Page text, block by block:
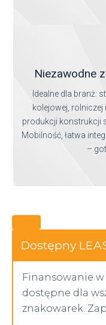
Niezawodne
Idealne dla branż:
kolejowej, rolniczej
produkcji konstrukcji
Mobilność, łatwa
–
Dostępny
Finansowanie
dostępne dla
znakowarek.